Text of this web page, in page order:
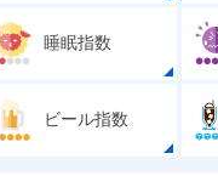
睡眠指数
ビール指数